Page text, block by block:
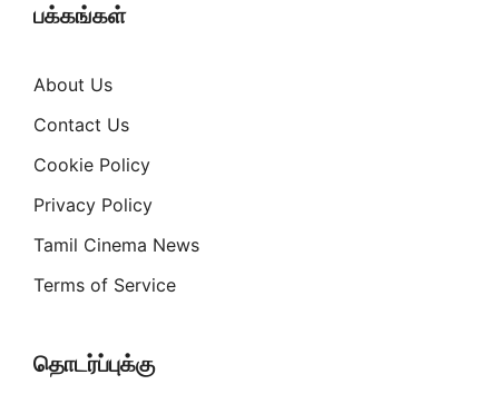
பக்கங்கள்
About Us
Contact Us
Cookie Policy
Privacy Policy
Tamil Cinema News
Terms of Service
தொடர்ப்புக்கு